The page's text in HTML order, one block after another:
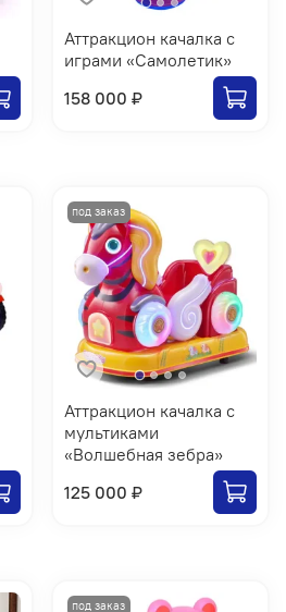
Аттракцион качалка с
играми «Самолетик»
158 000 ₽
Аттракцион качалка с
мультиками
«Волшебная зебра»
125 000 ₽